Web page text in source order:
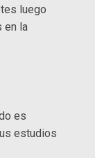
luego
en la
es
estudios